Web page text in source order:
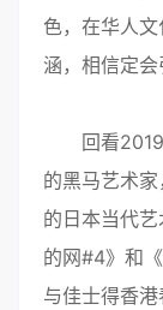
色，在华人
涵，相信定
回看
的黑马艺术
的日本当代
的网#4》和
与佳士得香